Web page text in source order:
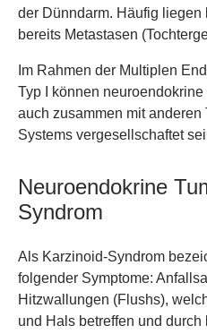
der Dünndarm. Häufig
bereits Metastasen
Im Rahmen der Multiplen
Typ I können
auch zusammen mit
Systems vergesellschaftet
Neuroendokrine
Syndrom
Als Karzinoid-Syndrom
folgender Symptome:
Hitzwallungen (Flushs),
und Hals betreffen und durch